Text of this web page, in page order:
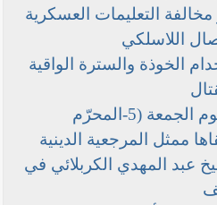
التعليمات العسكرية
اللاسلكي
الخوذة والسترة الواقية
نص الخطبة الثانية في يوم الجمعة (5-المحرّم
القاها ممثل المرجعية الدينية
عبد المهدي الكربلائي في